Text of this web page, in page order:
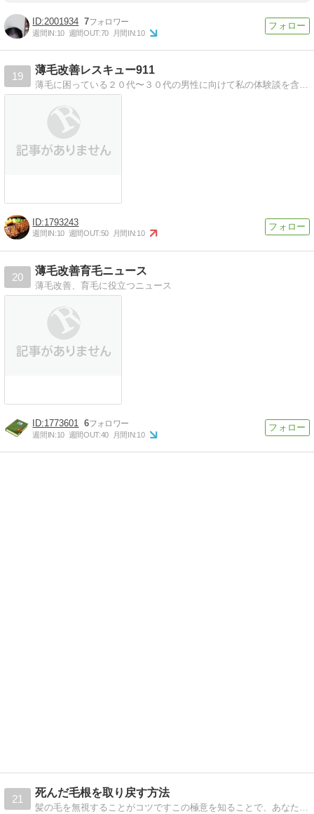
2001934 7
週間IN:10 週間OUT:70 月間IN:10
19
薄毛改善レスキュー911
1793243
週間IN:10 週間OUT:50 月間IN:10
20
薄毛改善育毛ニュース
薄毛改善、育毛に役立つニュース
1773601 6
週間IN:10 週間OUT:40 月間IN:10
21
死んだ毛根を取り戻す方法